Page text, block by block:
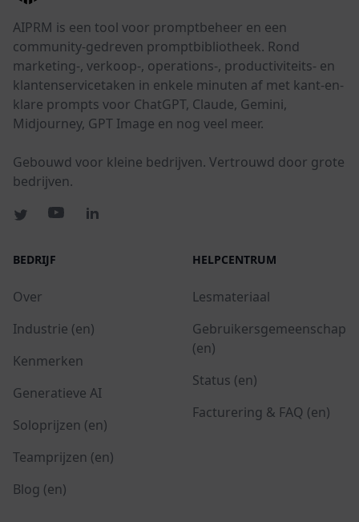
AIPRM is een tool voor promptbeheer en een
community-gedreven promptbibliotheek. Rond
marketing-, verkoop-, operations-, productiviteits- en
klantenservicetaken in enkele minuten af met kant-en-
klare prompts voor ChatGPT, Claude, Gemini,
Midjourney, GPT Image en nog veel meer.
Gebouwd voor kleine bedrijven. Vertrouwd door grote
bedrijven.
BEDRIJF
Over
Industrie (en)
Kenmerken
Generatieve AI
Soloprijzen (en)
Teamprijzen (en)
Blog (en)
HELPCENTRUM
Lesmateriaal
Gebruikersgemeenschap
(en)
Status (en)
Facturering & FAQ (en)